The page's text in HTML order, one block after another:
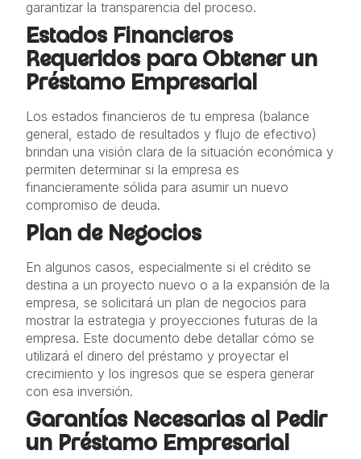
garantizar la transparencia del proceso.
Estados Financieros
Requeridos para Obtener un
Préstamo Empresarial
Los estados financieros de tu empresa (balance
general, estado de resultados y flujo de efectivo)
brindan una visión clara de la situación económica y
permiten determinar si la empresa es
financieramente sólida para asumir un nuevo
compromiso de deuda.
Plan de Negocios
En algunos casos, especialmente si el crédito se
destina a un proyecto nuevo o a la expansión de la
empresa, se solicitará un plan de negocios para
mostrar la estrategia y proyecciones futuras de la
empresa. Este documento debe detallar cómo se
utilizará el dinero del préstamo y proyectar el
crecimiento y los ingresos que se espera generar
con esa inversión.
Garantías Necesarias al Pedir
un Préstamo Empresarial